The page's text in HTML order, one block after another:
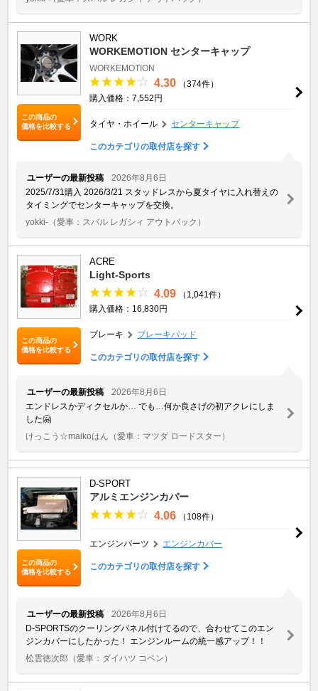
この商品の
価格を比較する
WORK
WORKEMOTION センターキャップ
WORKEMOTION
4.30
（374件）
購入価格：7,552円
タイヤ・ホイール センターキャップ
このカテゴリの取付店を探す
ユーザーの最新投稿
2026年8月6日
2025/7/31購入 2026/3/21 スタッドレスから夏タイヤに入れ替えの
タイミングでセンターキャップを交換。
yokki- （愛車：スバル レガシィ アウトバック）
この商品の
価格を比較する
ACRE
Light-Sports
4.09
（1,041件）
購入価格：16,830円
ブレーキ ブレーキパッド
このカテゴリの取付店を探す
ユーザーの最新投稿
2026年8月6日
エンドレスかディクセルか… でも…何か良さげの初アクレにしま
した🤗
けっこう☆maikoはん （愛車：マツダ ロードスター）
この商品の
価格を比較する
D-SPORT
アルミエンジンカバー
4.06 （108件）
エンジンパーツ エンジンカバー
このカテゴリの取付店を探す
ユーザーの最新投稿
2026年8月6日
D-SPORTSのクーリングパネル付けてるので、合わせてこのエン
ジンカバーにしたかった！ エンジンルームの統一感アップ！！
松雲徳次郎 （愛車：ダイハツ コペン）